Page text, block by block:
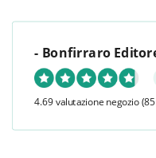
- Bonfirraro
4.69 valutazione negozio